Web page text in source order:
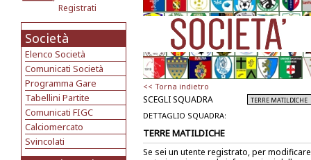
Registrati
Società
Elenco Società
Comunicati Società
Programma Gare
Tabellini Partite
Comunicati FIGC
Calciomercato
Svincolati
<< Torna indietro
SCEGLI SQUADRA
DETTAGLIO SQUADRA:
TERRE MATILDICHE
Se sei un utente registrato, per